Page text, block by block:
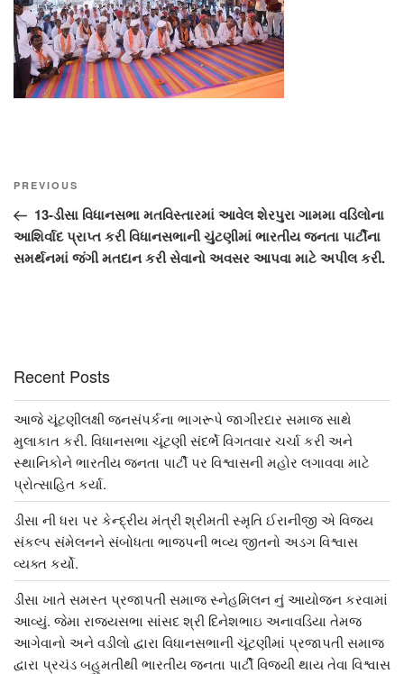
Post
navigation
Previous
Post
PREVIOUS
13-ડીસા વિધાનસભા મતવિસ્તારમાં આવેલ શેરપુરા ગામમા વડિલોના
આશિર્વાદ પ્રાપ્ત કરી વિધાનસભાની ચુંટણીમાં ભારતીય જનતા પાર્ટીના
સમર્થનમાં જંગી મતદાન કરી સેવાનો અવસર આપવા માટે અપીલ કરી.
Recent Posts
આજે ચૂંટણીલક્ષી જનસંપર્કના ભાગરૂપે જાગીરદાર સમાજ સાથે
મુલાકાત કરી. વિધાનસભા ચૂંટણી સંદર્ભે વિગતવાર ચર્ચા કરી અને
સ્થાનિકોને ભારતીય જનતા પાર્ટી પર વિશ્વાસની મહોર લગાવવા માટે
પ્રોત્સાહિત કર્યા.
ડીસા ની ધરા પર કેન્દ્રીય મંત્રી શ્રીમતી સ્મૃતિ ઈરાનીજી એ વિજય
સંકલ્પ સંમેલનને સંબોધતા ભાજપની ભવ્ય જીતનો અડગ વિશ્વાસ
વ્યક્ત કર્યો.
ડીસા ખાતે સમસ્ત પ્રજાપતી સમાજ સ્નેહમિલન નું આયોજન કરવામાં
આવ્યું. જેમા રાજ્યસભા સાંસદ શ્રી દિનેશભાઇ અનાવડિયા તેમજ
આગેવાનો અને વડીલો દ્વારા વિધાનસભાની ચૂંટણીમાં પ્રજાપતી સમાજ
દ્વારા પ્રચંડ બહુમતીથી ભારતીય જનતા પાર્ટી વિજયી થાય તેવા વિશ્વાસ